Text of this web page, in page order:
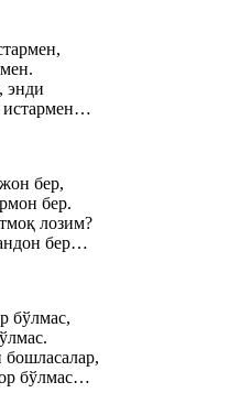
энди
бер,
бер.
лозим?
бер…
бўлмас,
бўлмас…